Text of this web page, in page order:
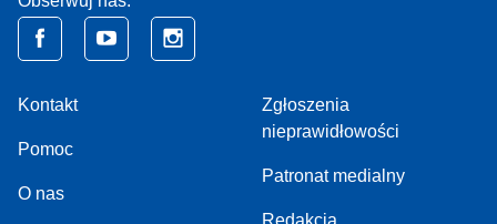
Kontakt
Pomoc
O nas
Zgłoszenia
nieprawidłowości
Patronat medialny
Redakcja